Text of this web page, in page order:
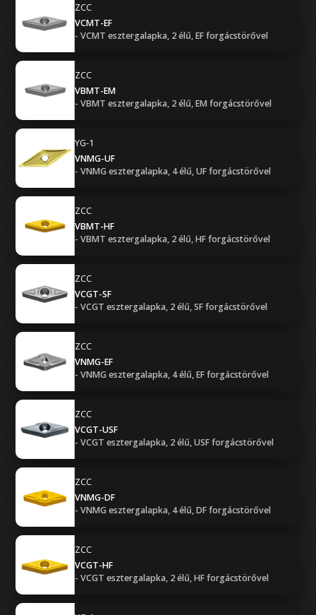
ZCC
VCMT-EF
- VCMT esztergalapka, 2 élű, EF forgácstörővel
ZCC
VBMT-EM
- VBMT esztergalapka, 2 élű, EM forgácstörővel
YG-1
VNMG-UF
- VNMG esztergalapka, 4 élű, UF forgácstörővel
ZCC
VBMT-HF
- VBMT esztergalapka, 2 élű, HF forgácstörővel
ZCC
VCGT-SF
- VCGT esztergalapka, 2 élű, SF forgácstörővel
ZCC
VNMG-EF
- VNMG esztergalapka, 4 élű, EF forgácstörővel
ZCC
VCGT-USF
- VCGT esztergalapka, 2 élű, USF forgácstörővel
ZCC
VNMG-DF
- VNMG esztergalapka, 4 élű, DF forgácstörővel
ZCC
VCGT-HF
- VCGT esztergalapka, 2 élű, HF forgácstörővel